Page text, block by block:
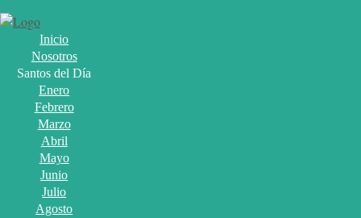
Inicio
Nosotros
Santos del Día
Enero
Febrero
Marzo
Abril
Mayo
Junio
Julio
Agosto